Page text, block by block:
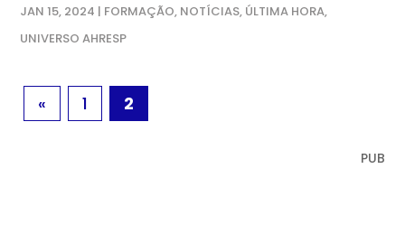
JAN 15, 2024 | FORMAÇÃO, NOTÍCIAS, ÚLTIMA HORA,
UNIVERSO AHRESP
« 1 2
PUB